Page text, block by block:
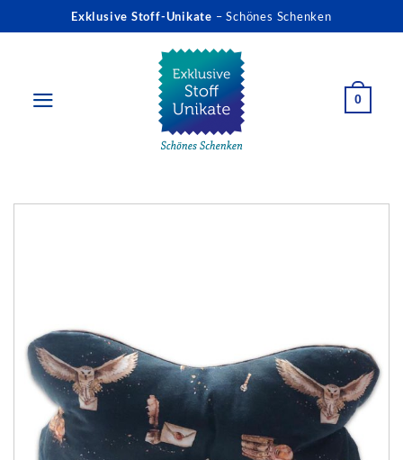
Inhalt
Exklusive Stoff-Unikate – Schönes Schenken
0